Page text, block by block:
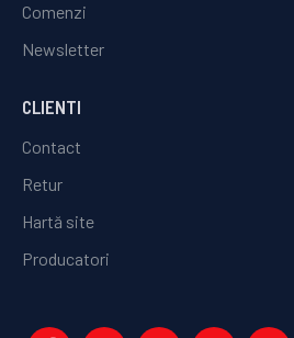
Comenzi
Newsletter
CLIENTI
Contact
Retur
Hartă site
Producatori